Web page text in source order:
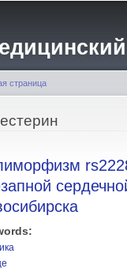
страница